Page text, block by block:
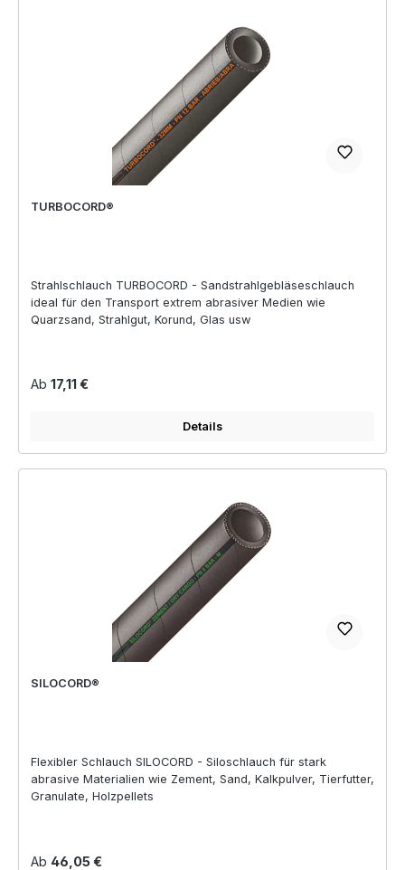
TURBOCORD®
Strahlschlauch TURBOCORD - Sandstrahlgebläseschlauch
ideal für den Transport extrem abrasiver Medien wie
Quarzsand, Strahlgut, Korund, Glas usw
Regulärer Preis:
Ab 17,11 €
Details
SILOCORD®
Flexibler Schlauch SILOCORD - Siloschlauch für stark
abrasive Materialien wie Zement, Sand, Kalkpulver, Tierfutter,
Granulate, Holzpellets
Regulärer Preis:
Ab 46,05 €